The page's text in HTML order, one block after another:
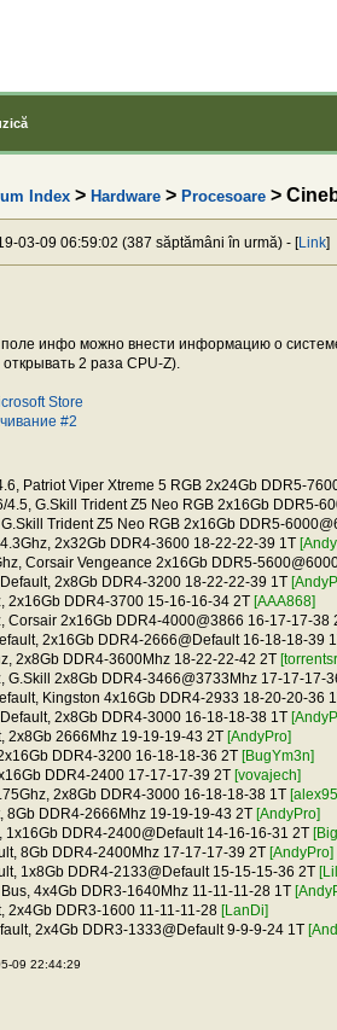
Index> Hardware> Procesoare>
03-09 06:59:02 (387 săptămâni în urmă) - [Link]
инфо можно внести информацию о
2 раза CPU-Z).
Store
#2
Patriot Viper Xtreme 5 RGB 2x24Gb DDR5-
4.5, G.Skill Trident Z5 Neo RGB 2x16Gb DDR5-
G.Skill Trident Z5 Neo RGB 2x16Gb DDR5-
2x32Gb DDR4-3600 18-22-22-39 1T
Corsair Vengeance 2x16Gb DDR5-
2x8Gb DDR4-3200 18-22-22-39 1T
2x16Gb DDR4-3700 15-16-16-34 2T [AAA868]
Corsair 2x16Gb DDR4-4000@3866 16-17-17-38
2x16Gb DDR4-2666@Default 16-18-18-39
2x8Gb DDR4-3600Mhz 18-22-22-42 2T
G.Skill 2x8Gb DDR4-3466@3733Mhz 17-17-17-
Kingston 4x16Gb DDR4-2933 18-20-20-36
2x8Gb DDR4-3000 16-18-18-38 1T
2x8Gb 2666Mhz 19-19-19-43 2T [AndyPro]
DDR4-3200 16-18-18-36 2T [BugYm3n]
DDR4-2400 17-17-17-39 2T [vovajech]
2x8Gb DDR4-3000 16-18-18-38 1T
8Gb DDR4-2666Mhz 19-19-19-43 2T [AndyPro]
1x16Gb DDR4-2400@Default 14-16-16-31 2T
8Gb DDR4-2400Mhz 17-17-17-39 2T [AndyPro]
1x8Gb DDR4-2133@Default 15-15-15-36 2T
4x4Gb DDR3-1640Mhz 11-11-11-28 1T
2x4Gb DDR3-1600 11-11-11-28 [LanDi]
2x4Gb DDR3-1333@Default 9-9-9-24 1T
09 22:44:29